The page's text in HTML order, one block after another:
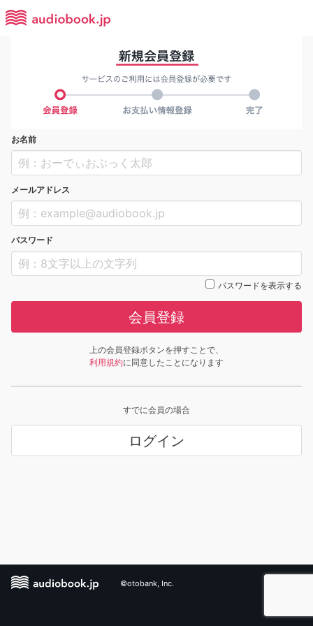
お名前
メールアドレス
パスワード
パスワードを表示する
会員登録
上の会員登録ボタンを押すことで、
利用規約に同意したことになります
すでに会員の場合
ログイン
©otobank, Inc.